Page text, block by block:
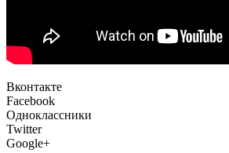
Вконтакте
Facebook
Одноклассники
Twitter
Google+